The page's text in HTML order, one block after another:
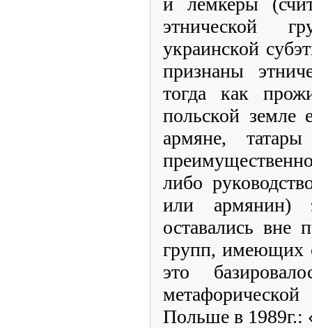
этнической
украинской
признаны
тогда как
польской земле
армяне,
либо
или армянин)
оставались вне
групп, имеющих
это
Польше в 1989г.: